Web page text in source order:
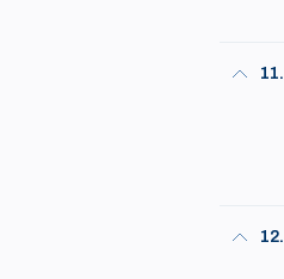
11.
12.